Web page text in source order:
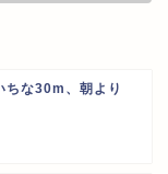
ちな30m、朝より